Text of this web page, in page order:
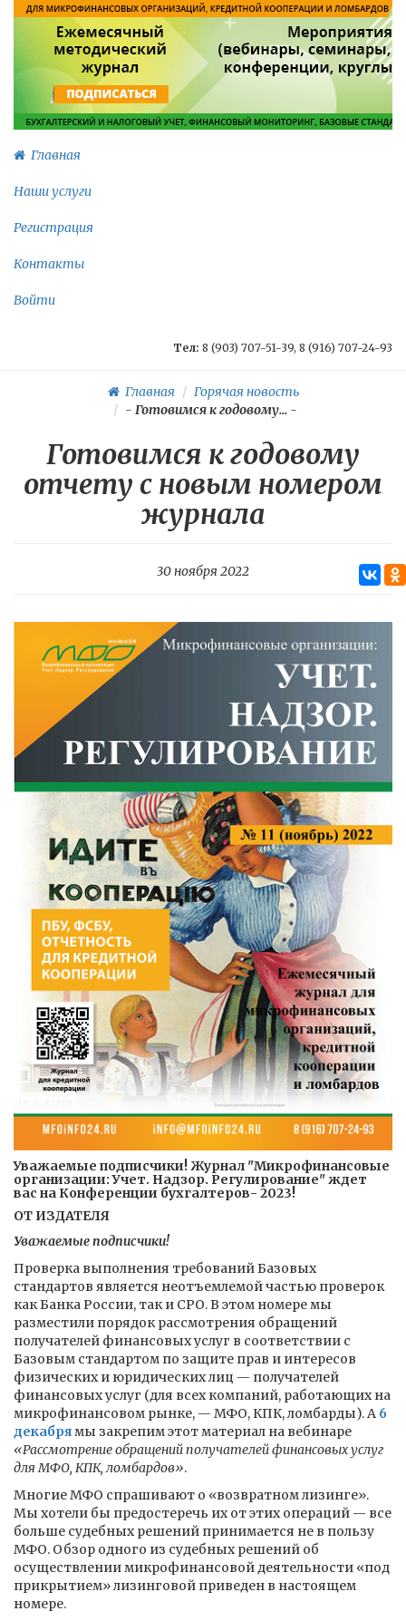
Главная
Наши услуги
Регистрация
Контакты
Войти
Тел: 8 (903) 707-51-39, 8 (916) 707-24-93
Главная
Горячая новость
- Готовимся к годовому... -
Готовимся к годовому
отчету с новым номером
журнала
30 ноября 2022
Уважаемые подписчики! Журнал "Микрофинансовые
организации: Учет. Надзор. Регулирование" ждет
вас на Конференции бухгалтеров- 2023!
ОТ ИЗДАТЕЛЯ
Уважаемые подписчики!
Проверка выполнения требований Базовых
стандартов является неотъемлемой частью проверок
как Банка России, так и СРО. В этом номере мы
разместили порядок рассмотрения обращений
получателей финансовых услуг в соответствии с
Базовым стандартом по защите прав и интересов
физических и юридических лиц — получателей
финансовых услуг (для всех компаний, работающих на
микрофинансовом рынке, — МФО, КПК, ломбарды). А 6
декабрямы закрепим этот материал на вебинаре
«Рассмотрение обращений получателей финансовых услуг
для МФО, КПК, ломбардов».
Многие МФО спрашивают о «возвратном лизинге».
Мы хотели бы предостеречь их от этих операций — все
больше судебных решений принимается не в пользу
МФО. Обзор одного из судебных решений об
осуществлении микрофинансовой деятельности «под
прикрытием» лизинговой приведен в настоящем
номере.